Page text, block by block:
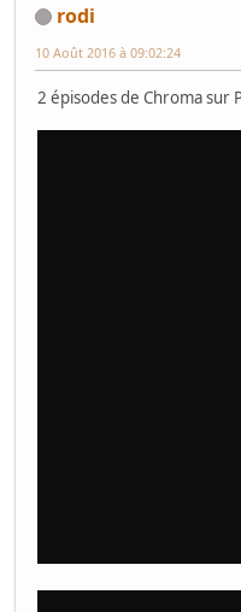
rodi
10 Août 2016 à 09:02:24
2 épisodes de Chroma sur